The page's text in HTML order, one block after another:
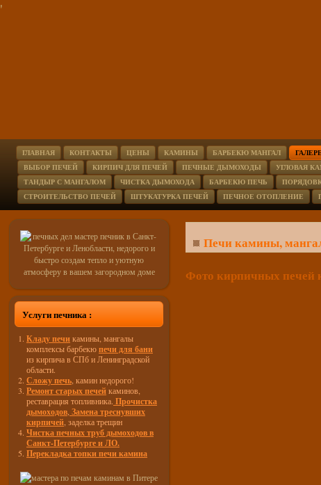
'
ГЛАВНАЯ КОНТАКТЫ ЦЕНЫ КАМИНЫ БАРБЕКЮ МАНГАЛ
ВЫБОР ПЕЧЕЙ
КИРПИЧ ДЛЯ ПЕЧЕЙ ПЕЧНЫЕ ДЫМОХОДЫ УГЛОВАЯ
ТАНДЫР С МАНГАЛОМ
ЧИСТКА ДЫМОХОДА БАРБЕКЮ ПЕЧЬ
СТРОИТЕЛЬСТВО ПЕЧЕЙ
ШТУКАТУРКА ПЕЧЕЙ ПЕЧНОЕ ОТОПЛЕНИЕ
Услуги печника :
Кладу печикамины, мангалы
комплексы барбекюпечи для бани
из кирпича в СПб и Ленинградской
области.
Сложу печь , камин недорого!
Ремонт старых печейкаминов,
реставрация топливника. Прочистка
дымоходов Замена треснувших
кирпичей , заделка трещин
Чистка печных труб дымоходов в
Санкт-Петербурге и ЛО.
Перекладка топки печи камина
Печи камины,
Фото кирпичных печей